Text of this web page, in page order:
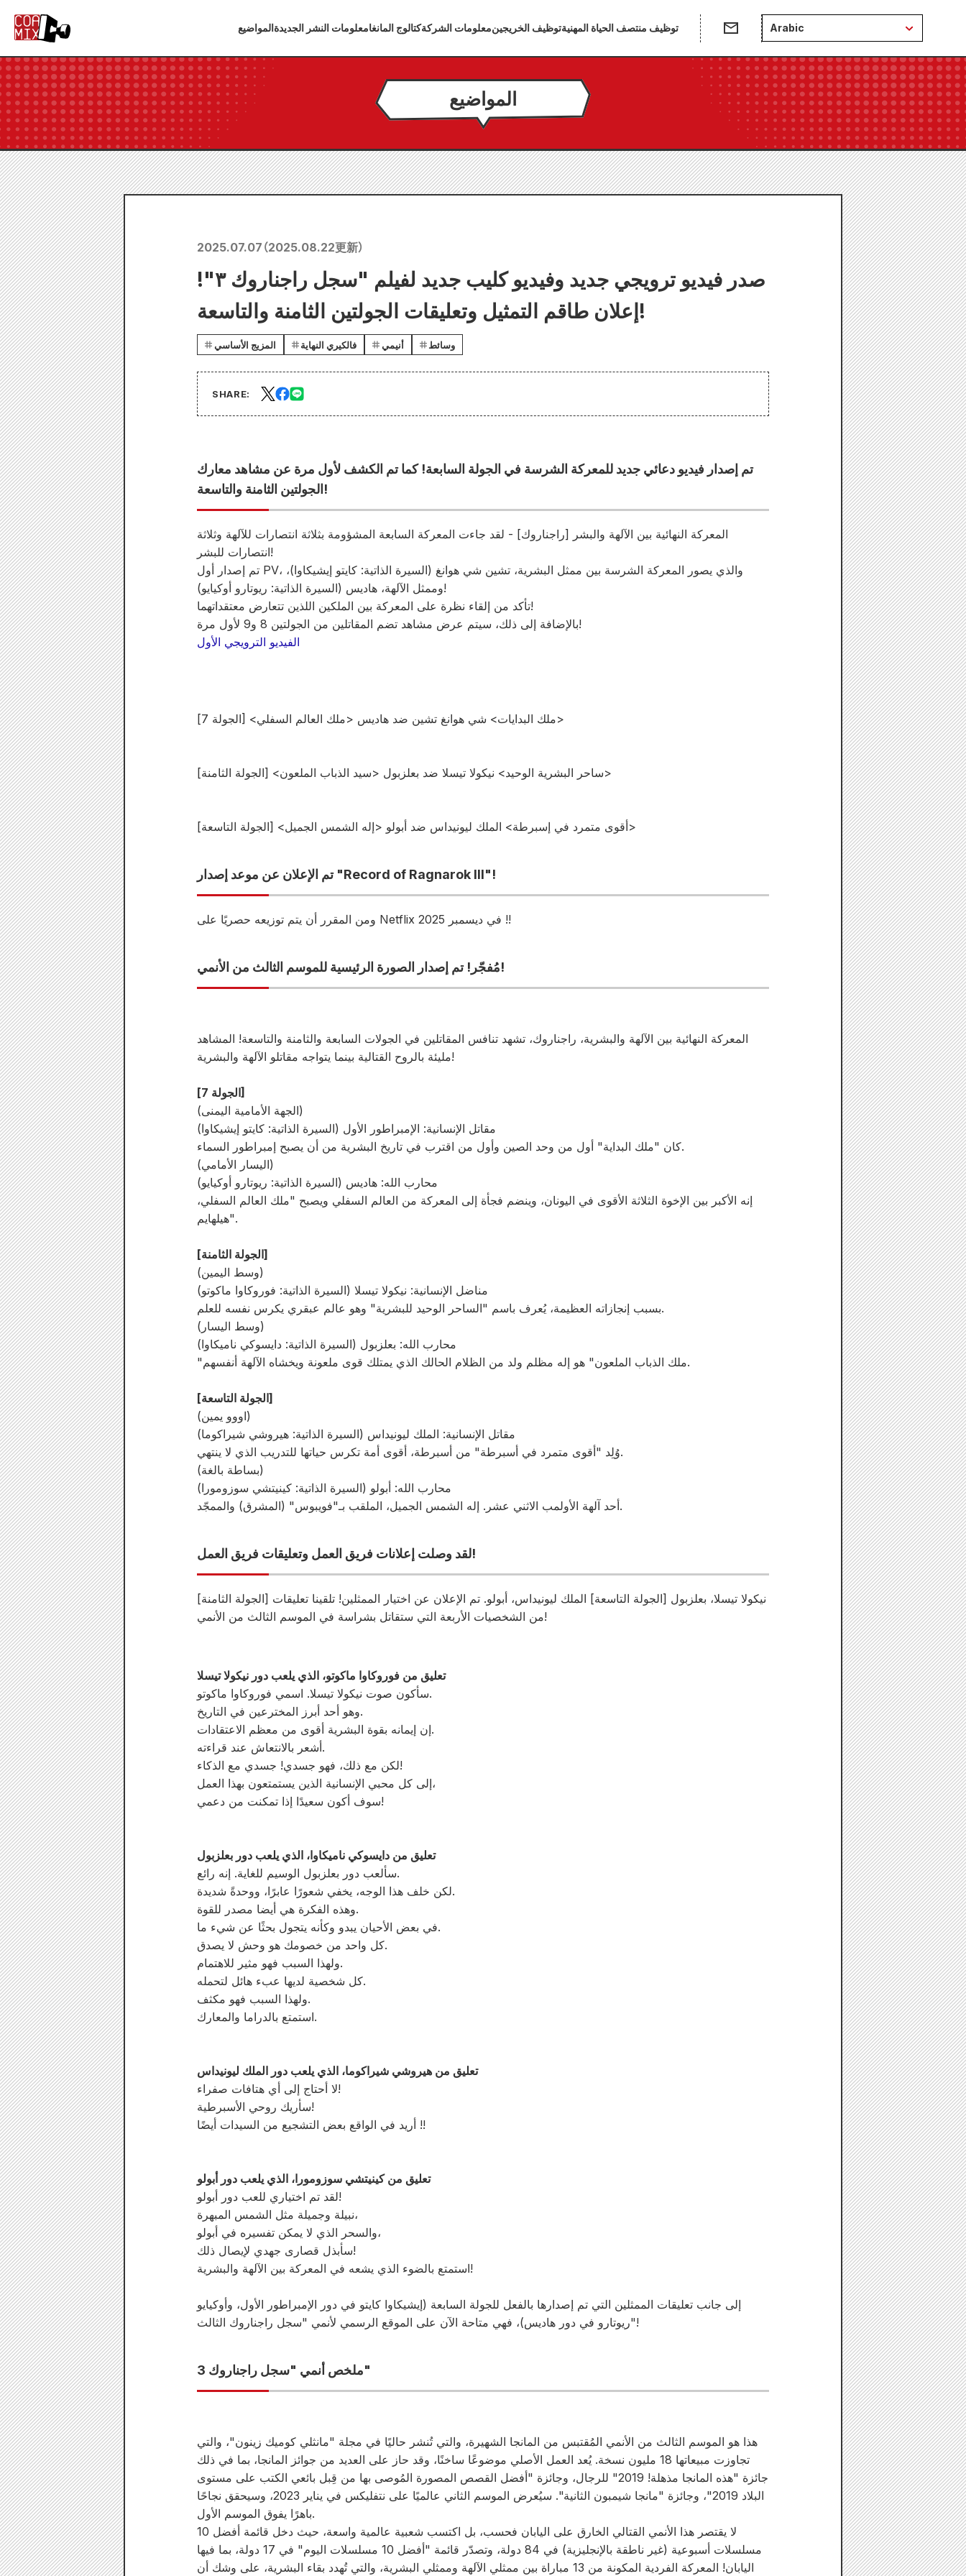
المواضيعمعلومات النشر الجديدةكتالوج المانغامعلومات الشركةتوظيف الخريجينتوظيف منتصف الحياة المهنية Arabic
المواضيع
2025.07.07 （2025.08.22更新）
صدر فيديو ترويجي جديد وفيديو كليب جديد لفيلم "سجل راجناروك ٣"!
إعلان طاقم التمثيل وتعليقات الجولتين الثامنة والتاسعة!
المزيج الأساسي فالكيري النهاية أنيمي وسائط
SHARE:
تم إصدار فيديو دعائي جديد للمعركة الشرسة في الجولة السابعة! كما تم الكشف لأول مرة عن مشاهد معارك
الجولتين الثامنة والتاسعة!
المعركة النهائية بين الآلهة والبشر [راجناروك] - لقد جاءت المعركة السابعة المشؤومة بثلاثة انتصارات للآلهة وثلاثة
انتصارات للبشر!
تم إصدار أول PV، والذي يصور المعركة الشرسة بين ممثل البشرية، تشين شي هوانغ (السيرة الذاتية: كايتو إيشيكاوا)،
وممثل الآلهة، هاديس (السيرة الذاتية: ريوتارو أوكيايو)!
تأكد من إلقاء نظرة على المعركة بين الملكين اللذين تتعارض معتقداتهما!
بالإضافة إلى ذلك، سيتم عرض مشاهد تضم المقاتلين من الجولتين 8 و9 لأول مرة!
الفيديو الترويجي الأول
[الجولة 7] <ملك البدايات> شي هوانغ تشين ضد هاديس <ملك العالم السفلي>
[الجولة الثامنة] <ساحر البشرية الوحيد> نيكولا تيسلا ضد بعلزبول <سيد الذباب الملعون>
[الجولة التاسعة] <أقوى متمرد في إسبرطة> الملك ليونيداس ضد أبولو <إله الشمس الجميل>
تم الإعلان عن موعد إصدار "Record of Ragnarok III"!
ومن المقرر أن يتم توزيعه حصريًا على Netflix في ديسمبر 2025 !!
مُفجّر! تم إصدار الصورة الرئيسية للموسم الثالث من الأنمي!
المعركة النهائية بين الآلهة والبشرية، راجناروك، تشهد تنافس المقاتلين في الجولات السابعة والثامنة والتاسعة! المشاهد
مليئة بالروح القتالية بينما يتواجه مقاتلو الآلهة والبشرية!
[الجولة 7]
(الجهة الأمامية اليمنى)
مقاتل الإنسانية: الإمبراطور الأول (السيرة الذاتية: كايتو إيشيكاوا)
كان "ملك البداية" أول من وحد الصين وأول من اقترب في تاريخ البشرية من أن يصبح إمبراطور السماء.
(اليسار الأمامي)
محارب الله: هاديس (السيرة الذاتية: ريوتارو أوكيايو)
إنه الأكبر بين الإخوة الثلاثة الأقوى في اليونان، وينضم فجأة إلى المعركة من العالم السفلي ويصبح "ملك العالم السفلي،
هيلهايم".
[الجولة الثامنة]
(وسط اليمين)
مناضل الإنسانية: نيكولا تيسلا (السيرة الذاتية: فوروكاوا ماكوتو)
بسبب إنجازاته العظيمة، يُعرف باسم "الساحر الوحيد للبشرية" وهو عالم عبقري يكرس نفسه للعلم.
(وسط اليسار)
محارب الله: بعلزبول (السيرة الذاتية: دايسوكي ناميكاوا)
"ملك الذباب الملعون" هو إله مظلم ولد من الظلام الحالك الذي يمتلك قوى ملعونة ويخشاه الآلهة أنفسهم.
[الجولة التاسعة]
(اووو يمين)
مقاتل الإنسانية: الملك ليونيداس (السيرة الذاتية: هيروشي شيراكوما)
وُلِد "أقوى متمرد في أسبرطة" من أسبرطة، أقوى أمة تكرس حياتها للتدريب الذي لا ينتهي.
(بساطة بالغة)
محارب الله: أبولو (السيرة الذاتية: كينيتشي سوزومورا)
أحد آلهة الأولمب الاثني عشر. إله الشمس الجميل، الملقب بـ"فويبوس" (المشرق) والممجّد.
لقد وصلت إعلانات فريق العمل وتعليقات فريق العمل!
[الجولة الثامنة] نيكولا تيسلا، بعلزبول [الجولة التاسعة] الملك ليونيداس، أبولو. تم الإعلان عن اختيار الممثلين! تلقينا تعليقات
من الشخصيات الأربعة التي ستقاتل بشراسة في الموسم الثالث من الأنمي!
تعليق من فوروكاوا ماكوتو، الذي يلعب دور نيكولا تيسلا
سأكون صوت نيكولا تيسلا. اسمي فوروكاوا ماكوتو.
وهو أحد أبرز المخترعين في التاريخ.
إن إيمانه بقوة البشرية أقوى من معظم الاعتقادات.
أشعر بالانتعاش عند قراءته.
لكن مع ذلك، فهو جسدي! جسدي مع الذكاء!
إلى كل محبي الإنسانية الذين يستمتعون بهذا العمل،
سوف أكون سعيدًا إذا تمكنت من دعمي!
تعليق من دايسوكي ناميكاوا، الذي يلعب دور بعلزبول
سألعب دور بعلزبول الوسيم للغاية. إنه رائع.
لكن خلف هذا الوجه، يخفي شعورًا عابرًا، ووحدةً شديدة.
وهذه الفكرة هي أيضا مصدر للقوة.
في بعض الأحيان يبدو وكأنه يتجول بحثًا عن شيء ما.
كل واحد من خصومك هو وحش لا يصدق.
ولهذا السبب فهو مثير للاهتمام.
كل شخصية لديها عبء هائل لتحمله.
ولهذا السبب فهو مكثف.
استمتع بالدراما والمعارك.
تعليق من هيروشي شيراكوما، الذي يلعب دور الملك ليونيداس
لا أحتاج إلى أي هتافات صفراء!
سأريك روحي الأسبرطية!
أريد في الواقع بعض التشجيع من السيدات أيضًا !!
تعليق من كينيتشي سوزومورا، الذي يلعب دور أبولو
لقد تم اختياري للعب دور أبولو!
نبيلة وجميلة مثل الشمس المبهرة،
والسحر الذي لا يمكن تفسيره في أبولو،
سأبذل قصارى جهدي لإيصال ذلك!
استمتع بالضوء الذي يشعه في المعركة بين الآلهة والبشرية!
إلى جانب تعليقات الممثلين التي تم إصدارها بالفعل للجولة السابعة (إيشيكاوا كايتو في دور الإمبراطور الأول، وأوكيايو
ريوتارو في دور هاديس)، فهي متاحة الآن على الموقع الرسمي لأنمي "سجل راجناروك الثالث"!
ملخص أنمي "سجل راجناروك 3"
هذا هو الموسم الثالث من الأنمي المُقتبس من المانجا الشهيرة، والتي تُنشر حاليًا في مجلة "مانثلي كوميك زينون"، والتي
تجاوزت مبيعاتها 18 مليون نسخة. يُعد العمل الأصلي موضوعًا ساخنًا، وقد حاز على العديد من جوائز المانجا، بما في ذلك
جائزة "هذه المانجا مذهلة! 2019" للرجال، وجائزة "أفضل القصص المصورة المُوصى بها من قِبل بائعي الكتب على مستوى
البلاد 2019"، وجائزة "مانجا شيمبون الثانية". سيُعرض الموسم الثاني عالميًا على نتفليكس في يناير 2023، وسيحقق نجاحًا
باهرًا يفوق الموسم الأول.
لا يقتصر هذا الأنمي القتالي الخارق على اليابان فحسب، بل اكتسب شعبية عالمية واسعة، حيث دخل قائمة أفضل 10
مسلسلات أسبوعية (غير ناطقة بالإنجليزية) في 84 دولة، وتصدّر قائمة "أفضل 10 مسلسلات اليوم" في 17 دولة، بما فيها
اليابان! المعركة الفردية المكونة من 13 مباراة بين ممثلي الآلهة وممثلي البشرية، والتي تُهدد بقاء البشرية، على وشك أن